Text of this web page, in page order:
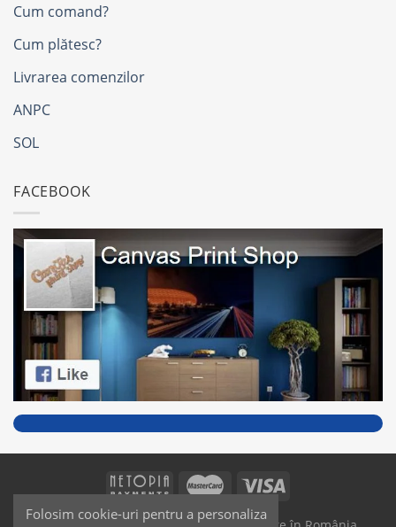
Cum comand?
Cum plătesc?
Livrarea comenzilor
ANPC
SOL
FACEBOOK
Folosim cookie-uri pentru a personaliza